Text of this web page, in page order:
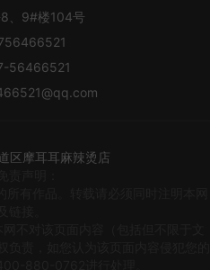
、9#楼104号
56466521
区摩耳耳麻辣烫店